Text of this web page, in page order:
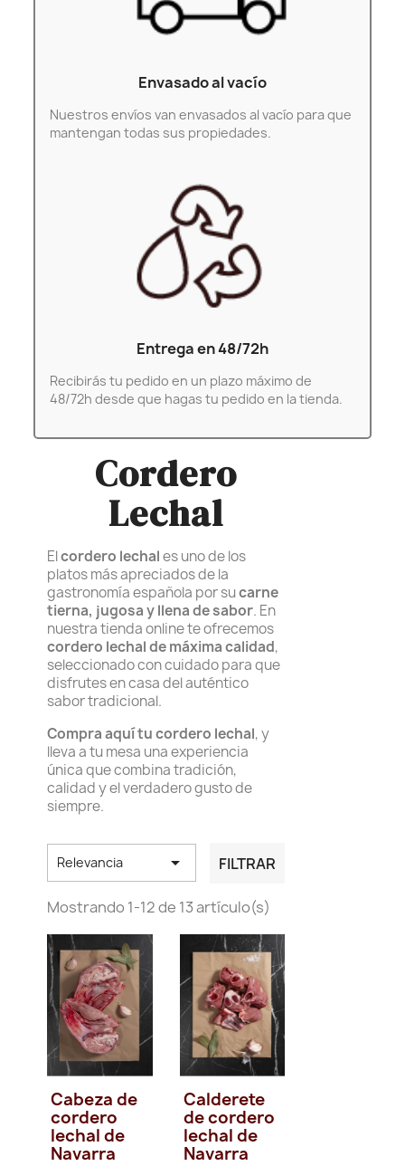
Envasado al vacío
Nuestros envíos van envasados al vacío para que
mantengan todas sus propiedades.
Entrega en 48/72h
Recibirás tu pedido en un plazo máximo de
48/72h desde que hagas tu pedido en la tienda.
Cordero
Lechal
Elcordero lechales uno de los
platos más apreciados de la
gastronomía española por sucarne
tierna, jugosa y llena de sabor. En
nuestra tienda online te ofrecemos
cordero lechal de máxima calidad,
seleccionado con cuidado para que
disfrutes en casa del auténtico
sabor tradicional.
Compra aquí tu cordero lechal, y
lleva a tu mesa una experiencia
única que combina tradición,
calidad y el verdadero gusto de
siempre.
Relevancia  FILTRAR
Mostrando 1-12 de 13 artículo(s)
Cabeza de
cordero
lechal de
Navarra
Calderete
de cordero
lechal de
Navarra